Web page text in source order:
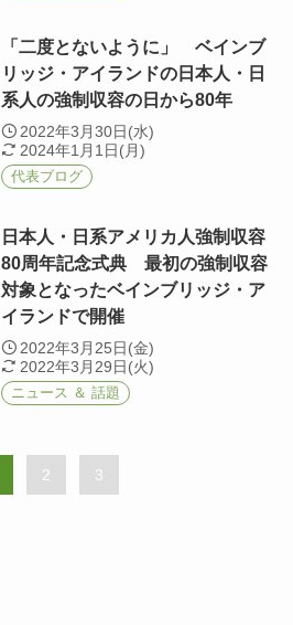
「二度とないように」 ベインブ
リッジ・アイランドの日本人・日
系人の強制収容の日から80年
2022年3月30日(水)
2024年1月1日(月)
代表ブログ
日本人・日系アメリカ人強制収容
80周年記念式典 最初の強制収容
対象となったベインブリッジ・ア
イランドで開催
2022年3月25日(金)
2022年3月29日(火)
ニュース ＆ 話題
2 3